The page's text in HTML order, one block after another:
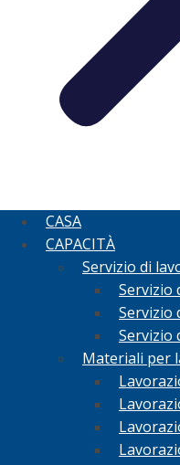
CASA
CAPACITÀ
Servizio di
Servizio
Servizio
Servizio
Materiali per